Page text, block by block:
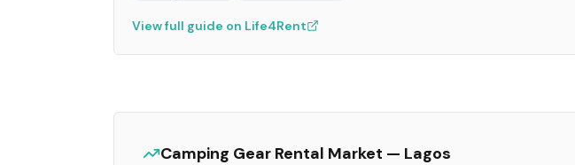
View full guide on Life4Rent
Camping Gear Rental Market — Lagos